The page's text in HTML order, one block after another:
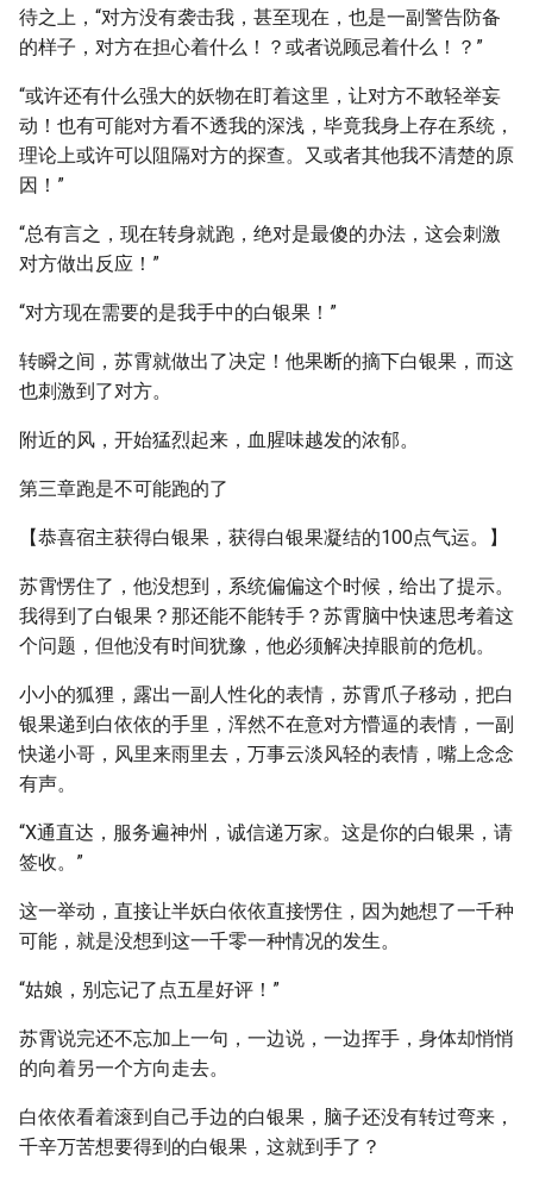
待之上，“对方没有袭击我，甚至现在，也是一副警告防备
的样子，对方在担心着什么！？或者说顾忌着什么！？”
“或许还有什么强大的妖物在盯着这里，让对方不敢轻举妄
动！也有可能对方看不透我的深浅，毕竟我身上存在系统，
理论上或许可以阻隔对方的探查。又或者其他我不清楚的原
因！”
“总有言之，现在转身就跑，绝对是最傻的办法，这会刺激
对方做出反应！”
“对方现在需要的是我手中的白银果！”
转瞬之间，苏霄就做出了决定！他果断的摘下白银果，而这
也刺激到了对方。
附近的风，开始猛烈起来，血腥味越发的浓郁。
第三章跑是不可能跑的了
【恭喜宿主获得白银果，获得白银果凝结的100点气运。】
苏霄愣住了，他没想到，系统偏偏这个时候，给出了提示。
我得到了白银果？那还能不能转手？苏霄脑中快速思考着这
个问题，但他没有时间犹豫，他必须解决掉眼前的危机。
小小的狐狸，露出一副人性化的表情，苏霄爪子移动，把白
银果递到白依依的手里，浑然不在意对方懵逼的表情，一副
快递小哥，风里来雨里去，万事云淡风轻的表情，嘴上念念
有声。
“X通直达，服务遍神州，诚信递万家。这是你的白银果，请
签收。”
这一举动，直接让半妖白依依直接愣住，因为她想了一千种
可能，就是没想到这一千零一种情况的发生。
“姑娘，别忘记了点五星好评！”
苏霄说完还不忘加上一句，一边说，一边挥手，身体却悄悄
的向着另一个方向走去。
白依依看着滚到自己手边的白银果，脑子还没有转过弯来，
千辛万苦想要得到的白银果，这就到手了？